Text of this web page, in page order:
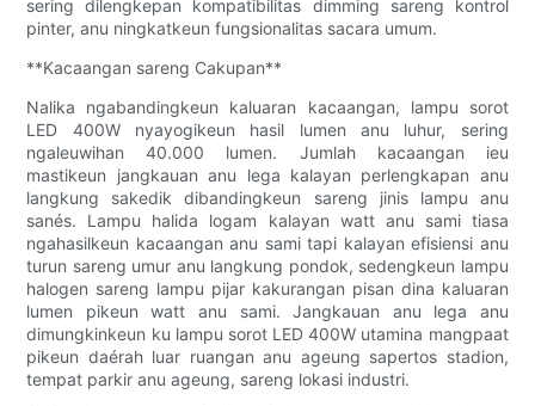
sering dilengkepan kompatibilitas dimming sareng kontrol
pinter, anu ningkatkeun fungsionalitas sacara umum.
**Kacaangan sareng Cakupan**
Nalika ngabandingkeun kaluaran kacaangan, lampu sorot
LED 400W nyayogikeun hasil lumen anu luhur, sering
ngaleuwihan 40.000 lumen. Jumlah kacaangan ieu
mastikeun jangkauan anu lega kalayan perlengkapan anu
langkung sakedik dibandingkeun sareng jinis lampu anu
sanés. Lampu halida logam kalayan watt anu sami tiasa
ngahasilkeun kacaangan anu sami tapi kalayan efisiensi anu
turun sareng umur anu langkung pondok, sedengkeun lampu
halogen sareng lampu pijar kakurangan pisan dina kaluaran
lumen pikeun watt anu sami. Jangkauan anu lega anu
dimungkinkeun ku lampu sorot LED 400W utamina mangpaat
pikeun daérah luar ruangan anu ageung sapertos stadion,
tempat parkir anu ageung, sareng lokasi industri.